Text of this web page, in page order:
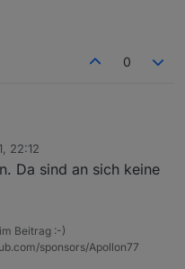
0
aber wie mache ich
iobroker/iobroker-data ?
Ordner auf den PC
22:12
Da sind an sich keine
Beitrag :-)
sponsors/Apollon77